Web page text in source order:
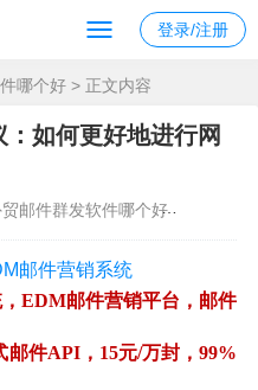
登录/注册
哪个好 > 正文内容
如何更好地进行网
邮件群发软件哪个好
，EDM邮件营销平台，邮件
邮件API，15元/万封，99%